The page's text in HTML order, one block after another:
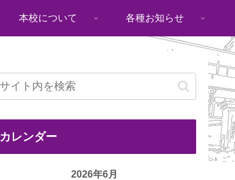
本校について 各種お知らせ
カレンダー
2026年6月